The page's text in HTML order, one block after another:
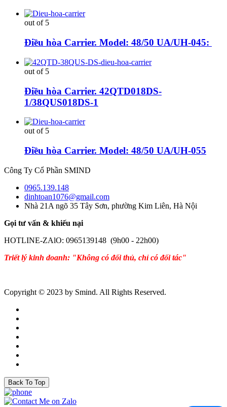
out of 5
Điều hòa Carrier. Model: 48/50 UA/UH-045:
out of 5
Điều hòa Carrier. 42QTD018DS-
1/38QUS018DS-1
out of 5
Điều hòa Carrier. Model: 48/50 UA/UH-055
Công Ty Cổ Phần SMIND
0965.139.148
dinhtoan1076@gmail.com
Nhà 21A ngõ 35 Tây Sơn, phường Kim Liên, Hà Nội
Gọi tư vấn & khiếu nại
HOTLINE-ZAlO: 0965139148 (9h00 - 22h00)
Triết lý kinh doanh: "Không có đối thủ, chỉ có đối tác"
Copyright © 2023 by Smind. All Rights Reserved.
Back To Top